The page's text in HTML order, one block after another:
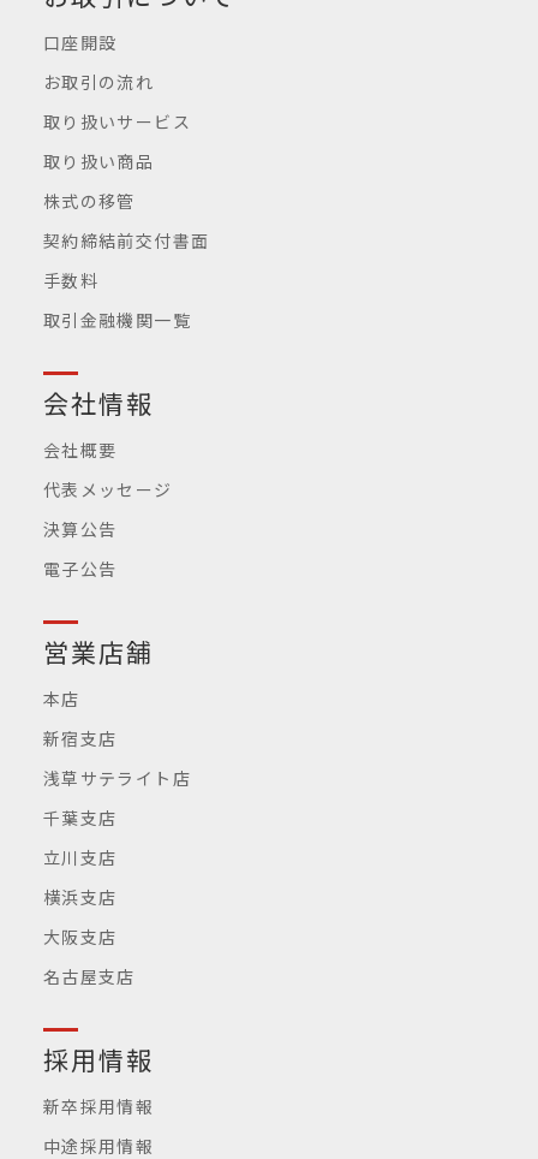
口座開設
お取引の流れ
取り扱いサービス
取り扱い商品
株式の移管
契約締結前交付書面
手数料
取引金融機関一覧
会社情報
会社概要
代表メッセージ
決算公告
電子公告
営業店舗
本店
新宿支店
浅草サテライト店
千葉支店
立川支店
横浜支店
大阪支店
名古屋支店
採用情報
新卒採用情報
中途採用情報